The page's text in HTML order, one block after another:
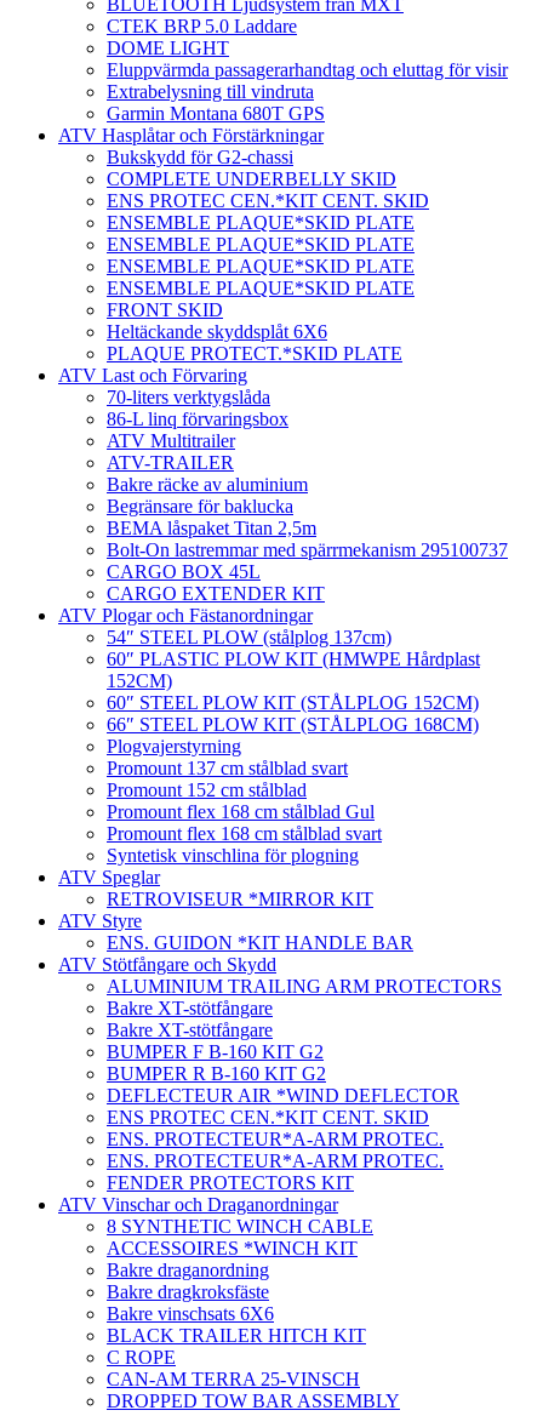
CTEK BRP 5.0 Laddare
DOME LIGHT
Eluppvärmda passagerarhandtag och eluttag för visir
Extrabelysning till vindruta
Garmin Montana 680T GPS
ATV Hasplåtar och Förstärkningar
Bukskydd för G2-chassi
COMPLETE UNDERBELLY SKID
ENS PROTEC CEN.*KIT CENT. SKID
ENSEMBLE PLAQUE*SKID PLATE
ENSEMBLE PLAQUE*SKID PLATE
ENSEMBLE PLAQUE*SKID PLATE
ENSEMBLE PLAQUE*SKID PLATE
FRONT SKID
Heltäckande skyddsplåt 6X6
PLAQUE PROTECT.*SKID PLATE
ATV Last och Förvaring
70-liters verktygslåda
86-L linq förvaringsbox
ATV Multitrailer
ATV-TRAILER
Bakre räcke av aluminium
Begränsare för baklucka
BEMA låspaket Titan 2,5m
Bolt-On lastremmar med spärrmekanism 295100737
CARGO BOX 45L
CARGO EXTENDER KIT
ATV Plogar och Fästanordningar
54″ STEEL PLOW (stålplog 137cm)
60″ PLASTIC PLOW KIT (HMWPE Hårdplast
152CM)
60″ STEEL PLOW KIT (STÅLPLOG 152CM)
66″ STEEL PLOW KIT (STÅLPLOG 168CM)
Plogvajerstyrning
Promount 137 cm stålblad svart
Promount 152 cm stålblad
Promount flex 168 cm stålblad Gul
Promount flex 168 cm stålblad svart
Syntetisk vinschlina för plogning
ATV Speglar
RETROVISEUR *MIRROR KIT
ATV Styre
ENS. GUIDON *KIT HANDLE BAR
ATV Stötfångare och Skydd
ALUMINIUM TRAILING ARM PROTECTORS
Bakre XT-stötfångare
Bakre XT-stötfångare
BUMPER F B-160 KIT G2
BUMPER R B-160 KIT G2
DEFLECTEUR AIR *WIND DEFLECTOR
ENS PROTEC CEN.*KIT CENT. SKID
ENS. PROTECTEUR*A-ARM PROTEC.
ENS. PROTECTEUR*A-ARM PROTEC.
FENDER PROTECTORS KIT
ATV Vinschar och Draganordningar
8 SYNTHETIC WINCH CABLE
ACCESSOIRES *WINCH KIT
Bakre draganordning
Bakre dragkroksfäste
Bakre vinschsats 6X6
BLACK TRAILER HITCH KIT
C ROPE
CAN-AM TERRA 25-VINSCH
DROPPED TOW BAR ASSEMBLY